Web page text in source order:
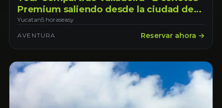
Premium saliendo desde la ciudad de
Mérida.
Yucatan5 horaseasy
AVENTURA Reservar ahora →